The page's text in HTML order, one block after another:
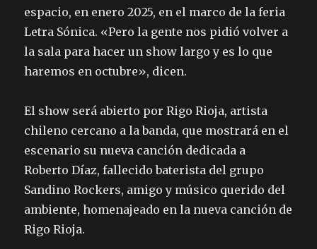
espacio, en enero 2025, en el marco de la feria
Letra Sónica. «Pero la gente nos pidió volver a
la sala para hacer un show largo y es lo que
haremos en octubre», dicen.
El show será abierto por Rigo Rioja, artista
chileno cercano a la banda, que mostrará en el
escenario su nueva canción dedicada a
Roberto Díaz, fallecido baterista del grupo
Sandino Rockers, amigo y músico querido del
ambiente, homenajeado en la nueva canción de
Rigo Rioja.